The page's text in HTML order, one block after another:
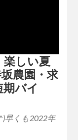
楽しい夏
農園・求
バイ
早くも2022年